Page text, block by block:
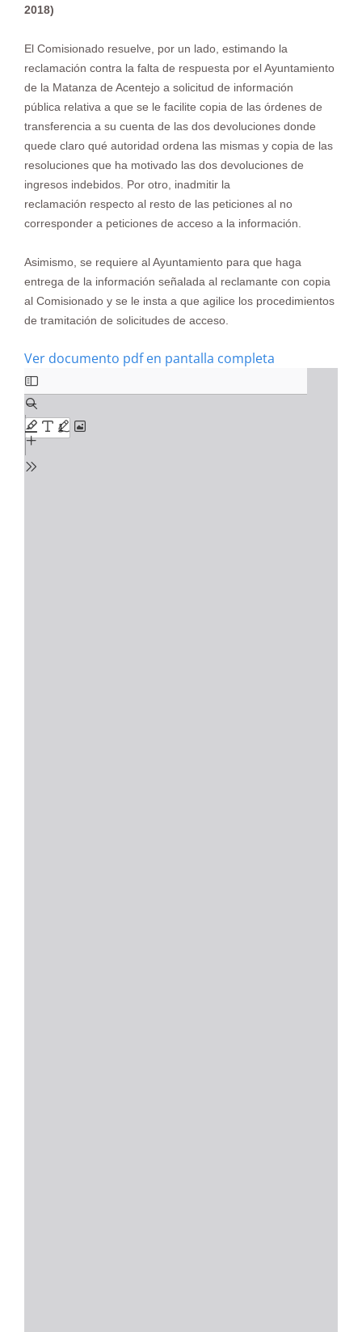
2018)
El Comisionado resuelve, por un lado, estimando la
reclamación contra la falta de respuesta por el Ayuntamiento
de la Matanza de Acentejo a solicitud de información
pública relativa a que se le facilite copia de las órdenes de
transferencia a su cuenta de las dos devoluciones donde
quede claro qué autoridad ordena las mismas y copia de las
resoluciones que ha motivado las dos devoluciones de
ingresos indebidos. Por otro, inadmitir la
reclamación respecto al resto de las peticiones al no
corresponder a peticiones de acceso a la información.
Asimismo, se requiere al Ayuntamiento para que haga
entrega de la información señalada al reclamante con copia
al Comisionado y se le insta a que agilice los procedimientos
de tramitación de solicitudes de acceso.
Ver documento pdf en pantalla completa